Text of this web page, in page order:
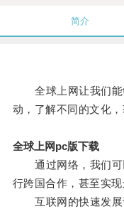
简介
全球上网让我们能
动，了解不同的文化，
全球上网pc版下载
通过网络，我们可
行跨国合作，甚至实现
互联网的快速发展